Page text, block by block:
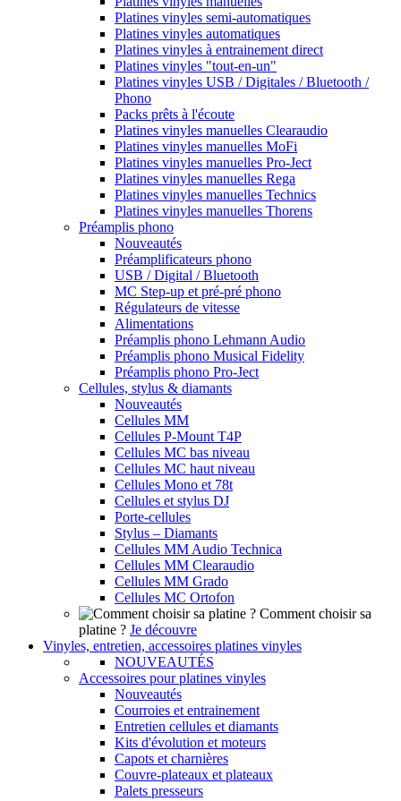
Platines vinyles semi-automatiques
Platines vinyles automatiques
Platines vinyles à entrainement direct
Platines vinyles "tout-en-un"
Platines vinyles USB / Digitales / Bluetooth /
Phono
Packs prêts à l'écoute
Platines vinyles manuelles Clearaudio
Platines vinyles manuelles MoFi
Platines vinyles manuelles Pro-Ject
Platines vinyles manuelles Rega
Platines vinyles manuelles Technics
Platines vinyles manuelles Thorens
Préamplis phono
Nouveautés
Préamplificateurs phono
USB / Digital / Bluetooth
MC Step-up et pré-pré phono
Régulateurs de vitesse
Alimentations
Préamplis phono Lehmann Audio
Préamplis phono Musical Fidelity
Préamplis phono Pro-Ject
Cellules, stylus & diamants
Nouveautés
Cellules MM
Cellules P-Mount T4P
Cellules MC bas niveau
Cellules MC haut niveau
Cellules Mono et 78t
Cellules et stylus DJ
Porte-cellules
Stylus – Diamants
Cellules MM Audio Technica
Cellules MM Clearaudio
Cellules MM Grado
Cellules MC Ortofon
Comment choisir sa
platine ? Je découvre
Vinyles, entretien, accessoires platines vinyles
NOUVEAUTÉS
Accessoires pour platines vinyles
Nouveautés
Courroies et entrainement
Entretien cellules et diamants
Kits d'évolution et moteurs
Capots et charnières
Couvre-plateaux et plateaux
Palets presseurs